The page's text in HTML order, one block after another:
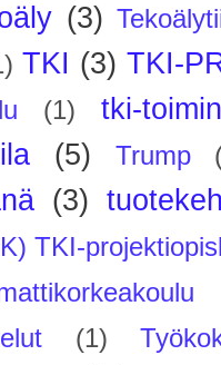
(3)
TKI (3) TKI-
(1)
tki-
(5) Trump
(3)
TKI-
(1)